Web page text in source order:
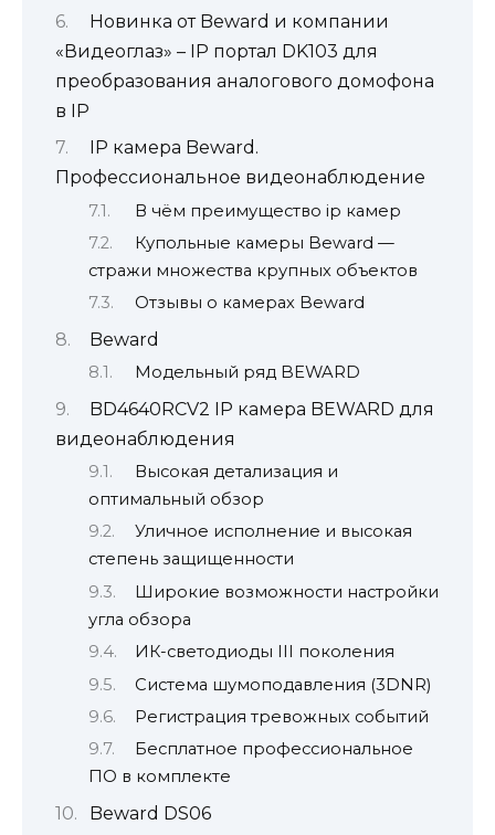
Новинка от Beward и компании
«Видеоглаз» – IP портал DK103 для
преобразования аналогового домофона
в IP
IP камера Beward.
Профессиональное видеонаблюдение
В чём преимущество ip камер
Купольные камеры Beward —
стражи множества крупных объектов
Отзывы о камерах Beward
Beward
Модельный ряд BEWARD
BD4640RCV2 IP камера BEWARD для
видеонаблюдения
Высокая детализация и
оптимальный обзор
Уличное исполнение и высокая
степень защищенности
Широкие возможности настройки
угла обзора
ИК-светодиоды III поколения
Система шумоподавления (3DNR)
Регистрация тревожных событий
Бесплатное профессиональное
ПО в комплекте
Beward DS06